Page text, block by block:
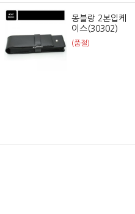
몽블랑 2본입케
이스(30302)
(품절)